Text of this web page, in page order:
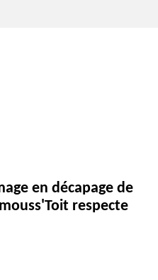
en décapage de
respecte